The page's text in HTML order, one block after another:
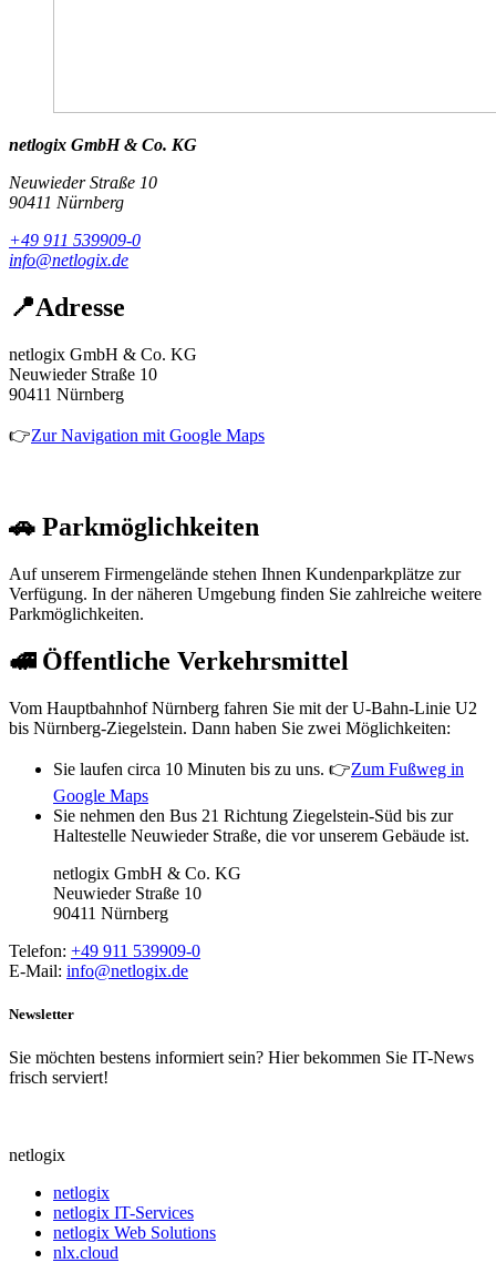
netlogix GmbH & Co. KG
Neuwieder Straße 10
90411 Nürnberg
+49 911 539909-0
info@netlogix.de
📍Adresse
netlogix GmbH & Co. KG
Neuwieder Straße 10
90411 Nürnberg
👉Zur Navigation mit Google Maps
🚗 Parkmöglichkeiten
Auf unserem Firmengelände stehen Ihnen Kundenparkplätze zur
Verfügung. In der näheren Umgebung finden Sie zahlreiche weitere
Parkmöglichkeiten.
🚅 Öffentliche Verkehrsmittel
Vom Hauptbahnhof Nürnberg fahren Sie mit der U-Bahn-Linie U2
bis Nürnberg-Ziegelstein. Dann haben Sie zwei Möglichkeiten:
Sie laufen circa 10 Minuten bis zu uns. 👉Zum Fußweg in
Google Maps
Sie nehmen den Bus 21 Richtung Ziegelstein-Süd bis zur
Haltestelle Neuwieder Straße, die vor unserem Gebäude ist.
netlogix GmbH & Co. KG
Neuwieder Straße 10
90411 Nürnberg
Telefon: +49 911 539909-0
E-Mail: info@netlogix.de
Newsletter
Sie möchten bestens informiert sein? Hier bekommen Sie IT-News
frisch serviert!
netlogix
netlogix
netlogix IT-Services
netlogix Web Solutions
nlx.cloud